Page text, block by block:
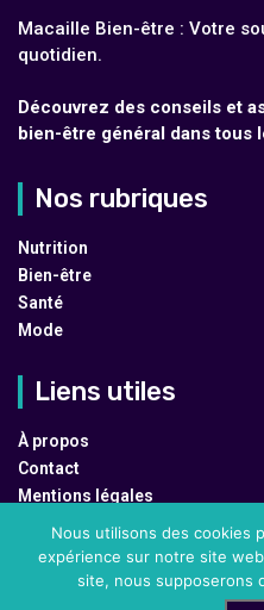
Macaille Bien-être : Votre
quotidien.
Découvrez des conseils et
bien-être général dans tous
Nos rubriques
Nutrition
Bien-être
Santé
Mode
Liens utiles
À propos
Contact
Mentions légales
Plan du site
@2024 – Tous droits réservés.
Nous utilisons des cookies
expérience sur notre site
site, nous supposerons